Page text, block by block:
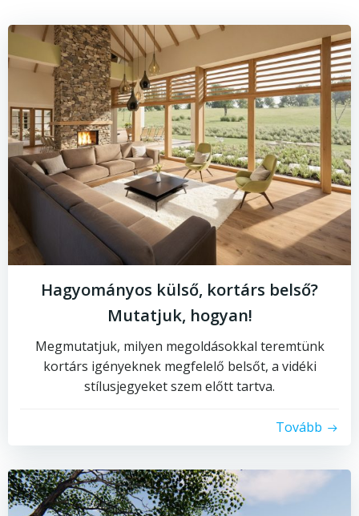
Hagyományos külső, kortárs belső?
Mutatjuk, hogyan!
Megmutatjuk, milyen megoldásokkal teremtünk
kortárs igényeknek megfelelő belsőt, a vidéki
stílusjegyeket szem előtt tartva.
Tovább